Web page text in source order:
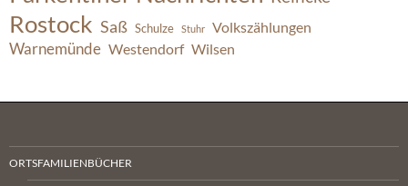
Rostock Saß Schulze Stuhr Volkszählungen
Warnemünde Westendorf Wilsen
ORTSFAMILIENBÜCHER